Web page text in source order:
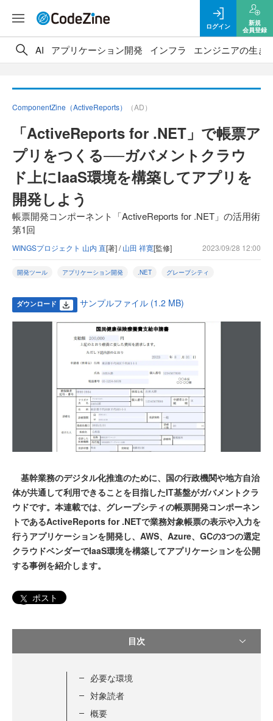
ログイン
新規
会員登録
AI アプリケーション開発 インフラ エンジニアの生き
ComponentZine（ActiveReports） （AD）
「ActiveReports for .NET」で帳票ア
プリをつくる──ガバメントクラウ
ド上にIaaS環境を構築してアプリを
開発しよう
帳票開発コンポーネント「ActiveReports for .NET」の活用術
第1回
WINGSプロジェクト 山内 直[著] /山田 祥寛[監修] 2023/09/28 12:00
開発ツール アプリケーション開発 .NET グレープシティ
ダウンロード サンプルファイル (1.2 MB)
基幹業務のデジタル化推進のために、国の行政機関や地方自治
体が共通して利用できることを目指したIT基盤がガバメントクラ
ウドです。本連載では、グレープシティの帳票開発コンポーネン
トであるActiveReports for .NETで業務対象帳票の表示や入力を
行うアプリケーションを開発し、AWS、Azure、GCの3つの選定
クラウドベンダーでIaaS環境を構築してアプリケーションを公開
する事例を紹介します。
ポスト
目次
必要な環境
対象読者
概要